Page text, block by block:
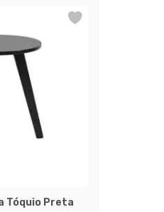
Tóquio Preta